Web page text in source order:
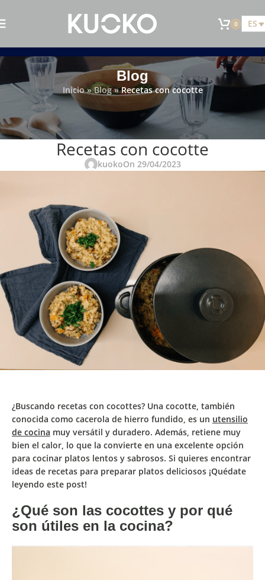
0 ES
Blog
Inicio»Blog»Recetas con cocotte
RECETAS
Recetas con cocotte
kuokoOn 29/04/2023
¿Buscando recetas con cocottes? Una cocotte, también
conocida como cacerola de hierro fundido, es un utensilio
de cocina muy versátil y duradero. Además, retiene muy
bien el calor, lo que la convierte en una excelente opción
para cocinar platos lentos y sabrosos. Si quieres encontrar
ideas de recetas para preparar platos deliciosos ¡Quédate
leyendo este post!
¿Qué son las cocottes y por qué
son útiles en la cocina?